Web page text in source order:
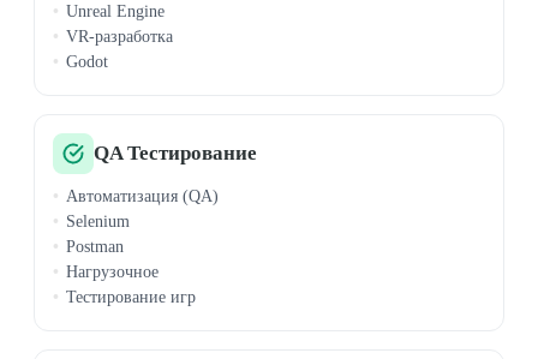
Unreal Engine
VR-разработка
Godot
QA Тестирование
Автоматизация (QA)
Selenium
Postman
Нагрузочное
Тестирование игр